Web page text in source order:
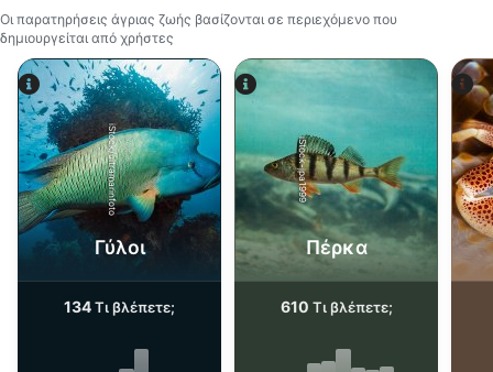
Οι παρατηρήσεις άγριας ζωής βασίζονται σε περιεχόμενο που
δημιουργείται από χρήστες
iStock/ultramarinfoto
Γύλοι
134Τι βλέπετε;
iStock-jpa1999
Πέρκα
610 Τι βλέπετε;
Διαφήμιση